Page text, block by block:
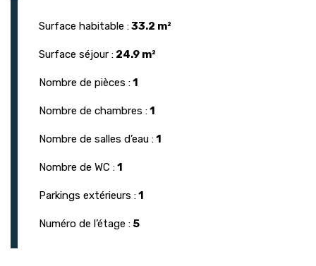
Surface habitable :33.2 m²
Surface séjour : 24.9 m²
Nombre de pièces :1
Nombre de chambres :1
Nombre de salles d’eau :1
Nombre de WC :1
Parkings extérieurs :1
Numéro de l’étage : 5